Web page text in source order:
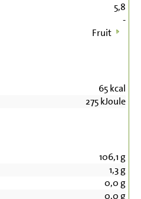
5,8
-
Fruit
65kcal
275kJoule
106,1 g
1,3g
0,0 g
0,0 g